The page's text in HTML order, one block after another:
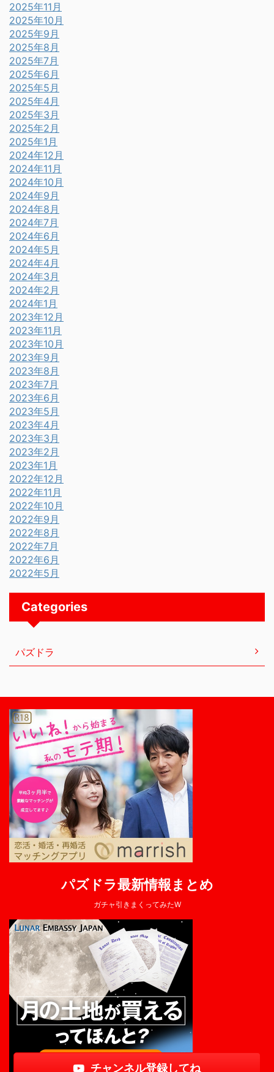
2025年11月
2025年10月
2025年9月
2025年8月
2025年7月
2025年6月
2025年5月
2025年4月
2025年3月
2025年2月
2025年1月
2024年12月
2024年11月
2024年10月
2024年9月
2024年8月
2024年7月
2024年6月
2024年5月
2024年4月
2024年3月
2024年2月
2024年1月
2023年12月
2023年11月
2023年10月
2023年9月
2023年8月
2023年7月
2023年6月
2023年5月
2023年4月
2023年3月
2023年2月
2023年1月
2022年12月
2022年11月
2022年10月
2022年9月
2022年8月
2022年7月
2022年6月
2022年5月
Categories
パズドラ
パズドラ最新情報まとめ
ガチャ引きまくってみたW
チャンネル登録してね